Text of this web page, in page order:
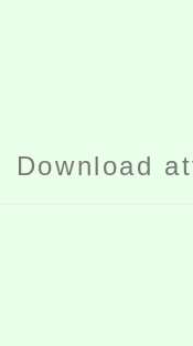
Download